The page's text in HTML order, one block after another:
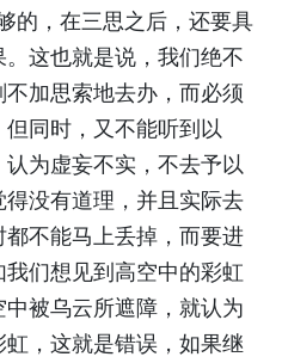
的，在三思之后，还要具
这也就是说，我们绝不
加思索地去办，而必须
同时，又不能听到以
为虚妄不实，不去予以
没有道理，并且实际去
不能马上丢掉，而要进
们想见到高空中的彩虹
被乌云所遮障，就认为
，这就是错误，如果继